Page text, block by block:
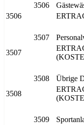
3506
3506
3507
3507
3508 Übrige
3508
3509